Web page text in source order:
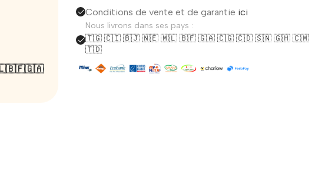
Conditions de vente et de garantie ici
Nous livrons dans ses pays :
🇹🇬 🇨🇮 🇧🇯 🇳🇪 🇲🇱 🇧🇫 🇬🇦 🇨🇬 🇨🇩 🇸🇳 🇬🇭 🇨🇲
🇹🇩